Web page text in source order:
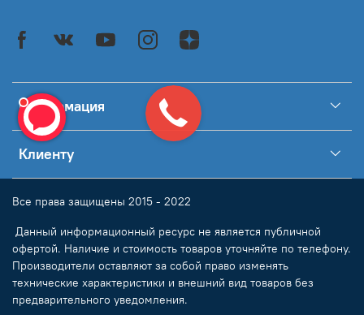
Информация
Клиенту
Все права защищены 2015 - 2022
Данный информационный ресурс не является публичной
офертой. Наличие и стоимость товаров уточняйте по телефону.
Производители оставляют за собой право изменять
технические характеристики и внешний вид товаров без
предварительного уведомления.